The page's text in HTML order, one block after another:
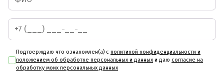
Подтверждаю что ознакомлен(а) с политикой конфиденциальности и
положением об обработке персональных и данных и даю согласие на
обработку моих персональных данных